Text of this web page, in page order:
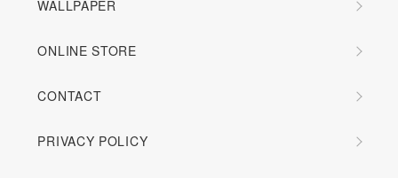
WALLPAPER
ONLINE STORE
CONTACT
PRIVACY POLICY